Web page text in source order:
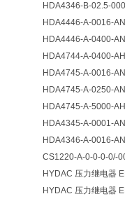
HDA4346-B-02.5-
HDA4446-A-0016-
HDA4446-A-0400-
HDA4744-A-0400-
HDA4745-A-0016-
HDA4745-A-0250-
HDA4745-A-5000-
HDA4345-A-0001-
HDA4346-A-0016-
CS1220-A-0-0-0-0/-
HYDAC 压力继电器
HYDAC 压力继电器